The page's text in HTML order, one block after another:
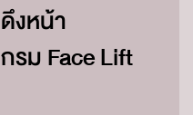
งหน้า
รม Face Lift